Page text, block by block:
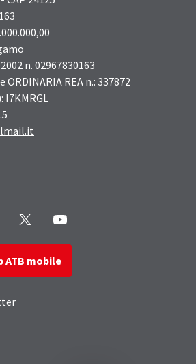
n. 02967830163
REA n.: 337872
I7KMRGL
LinkedIn
ATB mobile